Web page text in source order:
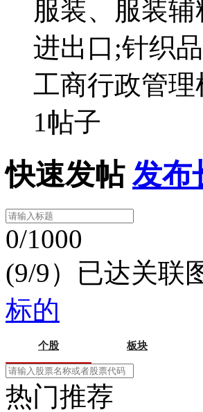
服装、服装
进出口;针织
工商行政管
1帖子
快速发帖 发布
0/1000
(9/9）已达关联
标的
个股 板块
热门推荐